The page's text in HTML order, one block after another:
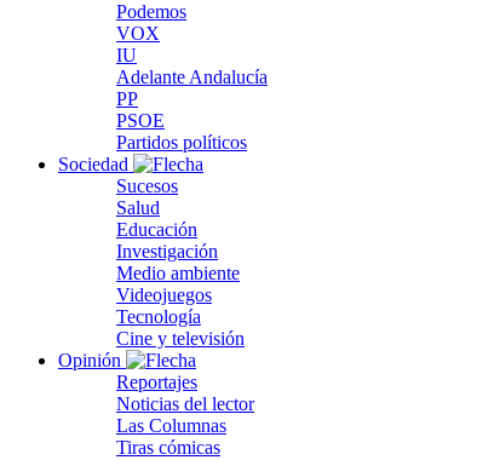
Podemos
VOX
IU
Adelante Andalucía
PP
PSOE
Partidos políticos
Sociedad
Sucesos
Salud
Educación
Investigación
Medio ambiente
Videojuegos
Tecnología
Cine y televisión
Opinión
Reportajes
Noticias del lector
Las Columnas
Tiras cómicas